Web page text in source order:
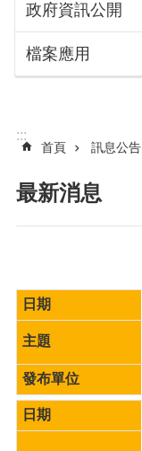
訊
息
公
識
動
局
訊
錄
業
務
資
訊
政府資訊公開
檔案應用
:::
首頁 訊息公告
最新消息